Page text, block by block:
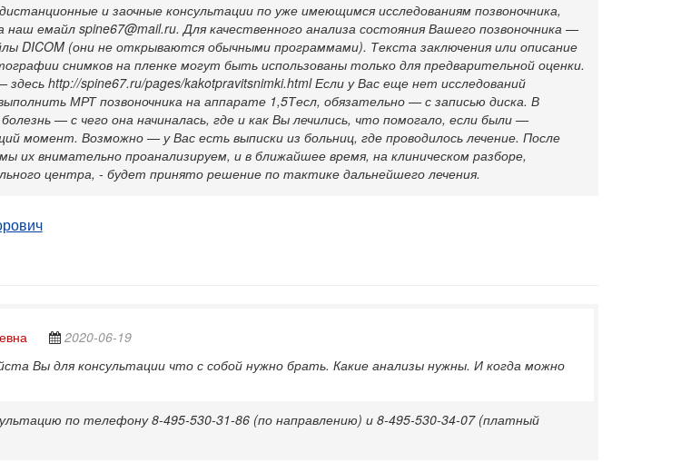
и заочные консультации по уже имеющимся исследованиям позвоночника,
емайл spine67@mail.ru. Для качественного анализа состояния Вашего позвоночника —
DICOM (они не открываются обычными программами). Текста заключения или описание
снимков на пленке могут быть использованы только для предварительной оценки.
http://spine67.ru/pages/kakotpravitsnimki.html Если у Вас еще нет исследований
МРТ позвоночника на аппарате 1,5Тесл, обязательно — с записью диска. В
— с чего она начиналась, где и как Вы лечились, что помогало, если были —
момент. Возможно — у Вас есть выписки из больниц, где проводилось лечение. После
их внимательно проанализируем, и в ближайшее время, на клиническом разборе,
центра, - будет принято решение по тактике дальнейшего лечения.
2020-06-19
Вы для консультации что с собой нужно брать. Какие анализы нужны. И когда можно
по телефону 8-495-530-31-86 (по направлению) и 8-495-530-34-07 (платный